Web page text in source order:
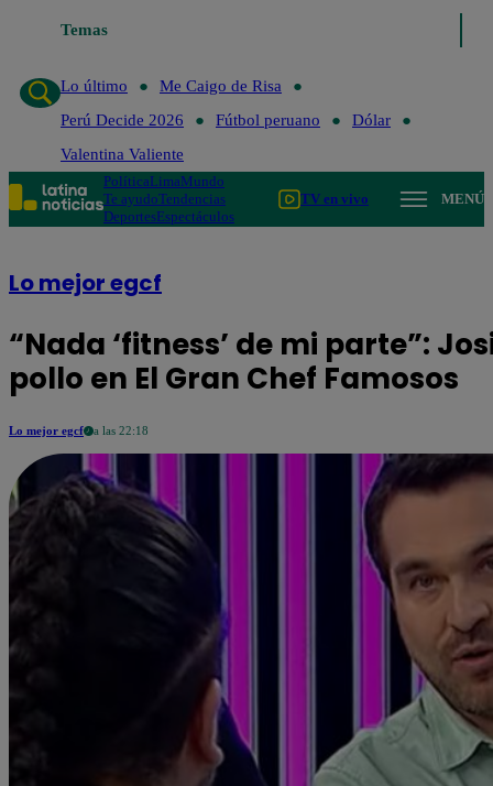
Temas
de Risa Perú Decide 2026
Lo último
Me Caigo de Risa
Perú Decide 2026
Fútbol peruano
Dólar
Valentina Valiente
PolíticaLimaMundo
Te ayudoTendencias
DeportesEspectáculos
TV en vivo MENÚ
Lo mejor egcf
“Nada ‘fitness’ de mi parte”:
pollo en El Gran Chef Famosos
Lo mejor egcf a las 22:18